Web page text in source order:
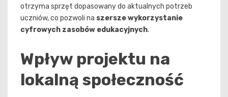
otrzyma sprzęt dopasowany do aktualnych potrzeb
uczniów, co pozwoli na szersze wykorzystanie
cyfrowych zasobów edukacyjnych.
Wpływ projektu na
lokalną społeczność